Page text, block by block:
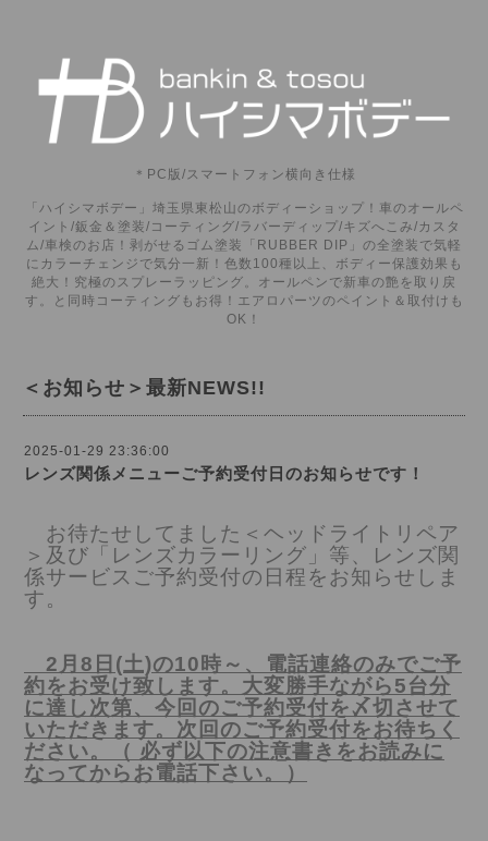
＊PC版/スマートフォン横向き仕様
「ハイシマボデー」埼玉県東松山のボディーショップ！車のオールペ
イント/鈑金＆塗装/コーティング/ラバーディップ/キズへこみ/カスタ
ム/車検のお店！剥がせるゴム塗装「RUBBER DIP」の全塗装で気軽
にカラーチェンジで気分一新！色数100種以上、ボディー保護効果も
絶大！究極のスプレーラッピング。オールペンで新車の艶を取り戻
す。と同時コーティングもお得！エアロパーツのペイント＆取付けも
OK！
＜お知らせ＞最新NEWS!!
2025-01-29 23:36:00
レンズ関係メニューご予約受付日のお知らせです！
お待たせしてました＜ヘッドライトリペア
＞及び「レンズカラーリング」等、レンズ関
係サービスご予約受付の日程をお知らせしま
す。
2月8日(土)の10時～、電話連絡のみでご予
約をお受け致します。大変勝手ながら5台分
に達し次第、今回のご予約受付を〆切させて
いただきます。次回のご予約受付をお待ちく
ださい。（ 必ず以下の注意書きをお読みに
なってからお電話下さい。）